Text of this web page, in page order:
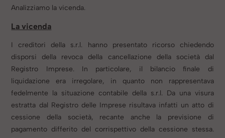
Analizziamo la vicenda.
La vicenda
I creditori della s.r.l. hanno presentato ricorso chiedendo
disporsi della revoca della cancellazione della società dal
Registro Imprese. In particolare, il bilancio finale di
liquidazione era irregolare, in quanto non rappresentava
fedelmente la situazione contabile della s.r.l. Da una visura
estratta dal Registro delle Imprese risultava infatti un atto di
cessione della società, recante anche la previsione di
pagamento differito del corrispettivo della cessione stessa.